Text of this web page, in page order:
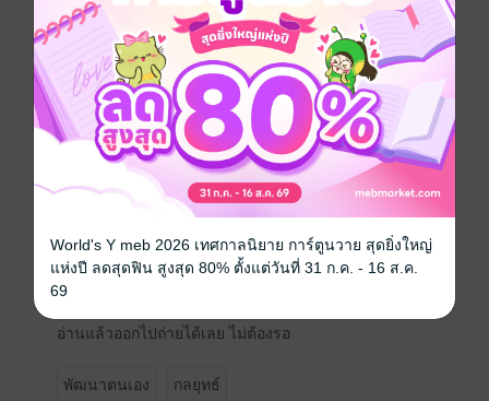
"การถ่ายรูปเป็น" ฟังดูเหมือนงานของช่างภาพ
แต่ในยุคที่ทุกอย่างถูกตัดสินที่ภาพแรก —
ฟีดของคุณ คือหน้าตาของคุณ
โปรไฟล์ของคุณ คือความน่าเชื่อถือของคุณ
ภาพที่คุณแชร์ คือเรื่องราวที่คุณเล่าให้โลกฟัง
ทักษะนี้จึงไม่ใช่แค่ "น่ามีก็ดี"
มันคือสิ่งที่เปลี่ยนได้จริง
Phone Photography Ebook
คู่มือถ่ายภาพจากมือถือ โดย The Future You
เรียนรู้ 10 เทคนิคการจัดองค์ประกอบภาพ
ที่ช่างภาพมืออาชีพใช้จริง
อธิบายลึก ไม่ใช่แค่ "ทำแบบนี้" แต่บอกว่า "ทำไม"
อ่านแล้วออกไปถ่ายได้เลย ไม่ต้องรอ
พัฒนาตนเอง กลยุทธ์
World's Y meb 2026 เทศกาลนิยาย การ์ตูนวาย สุดยิ่งใหญ่
แห่งปี ลดสุดฟิน สูงสุด 80% ตั้งแต่วันที่ 31 ก.ค. - 16 ส.ค.
69